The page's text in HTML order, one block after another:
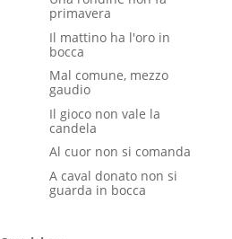
primavera
Il mattino ha l'oro in
bocca
Mal comune, mezzo
gaudio
Il gioco non vale la
candela
Al cuor non si comanda
A caval donato non si
guarda in bocca